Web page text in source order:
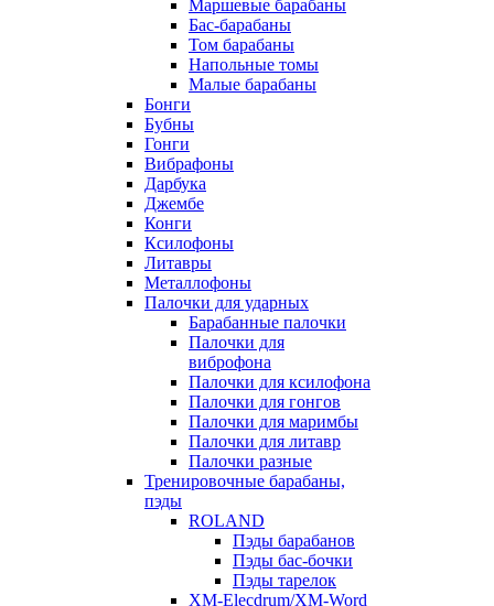
Маршевые барабаны
Бас-барабаны
Том барабаны
Напольные томы
Малые барабаны
Бонги
Бубны
Гонги
Вибрафоны
Дарбука
Джембе
Конги
Ксилофоны
Литавры
Металлофоны
Палочки для ударных
Барабанные палочки
Палочки для
виброфона
Палочки для ксилофона
Палочки для гонгов
Палочки для маримбы
Палочки для литавр
Палочки разные
Тренировочные барабаны,
пэды
ROLAND
Пэды барабанов
Пэды бас-бочки
Пэды тарелок
XM-Elecdrum/XM-Word